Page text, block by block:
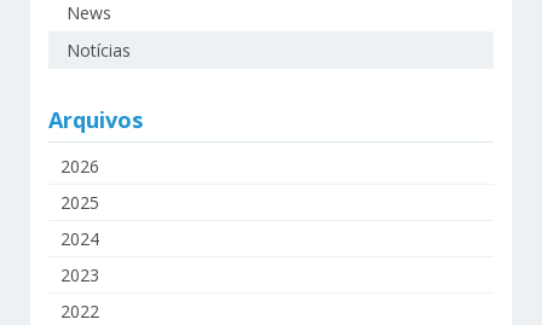
News
Notícias
Arquivos
2026
2025
2024
2023
2022